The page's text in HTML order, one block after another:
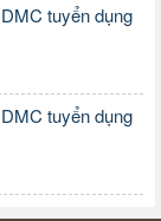
tuyển dụng
tuyển dụng